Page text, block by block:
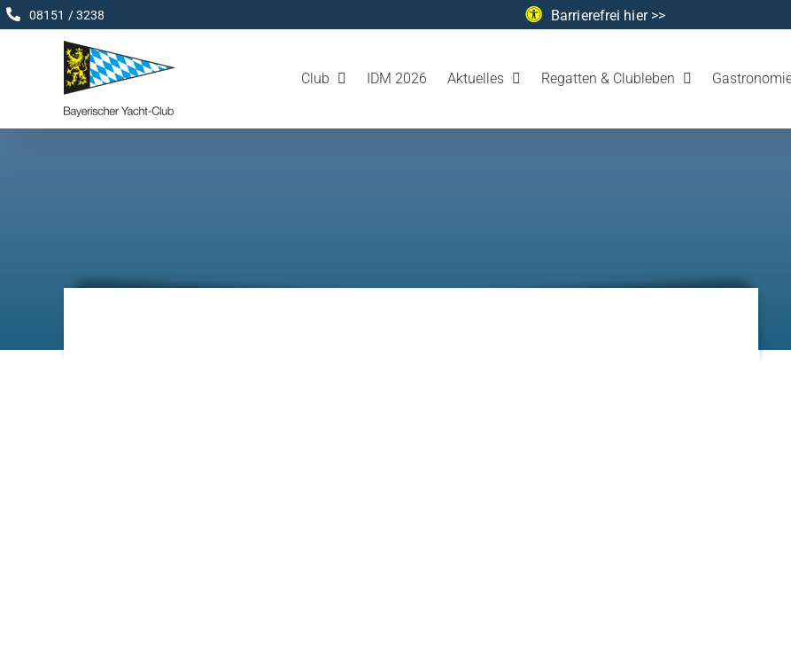
Zum
Inhalt
08151 / 3238 Barrierefrei hier >>
Club IDM 2026 Aktuelles Regatten & Clubleben